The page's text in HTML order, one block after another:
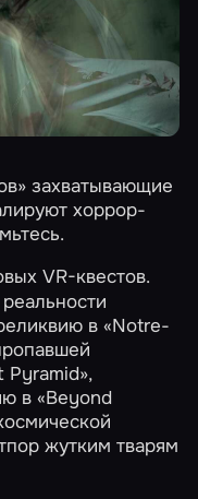
захватывающие
хоррор-
VR-квестов.
в«Notre-
Pyramid»,
в«Beyond
жутким тварям